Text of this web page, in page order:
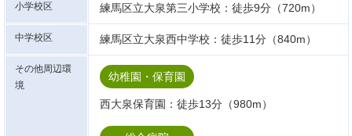
小学校区 練馬区立大泉第三小学校：徒歩9分（720m）
中学校区 練馬区立大泉西中学校：徒歩11分（840m）
その他周辺環
境
幼稚園・保育園
西大泉保育園：徒歩13分（980m）